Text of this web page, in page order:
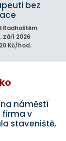
bez
Radhoštěm
září 2026
Kč/hod.
náměstí
firma v
staveniště,